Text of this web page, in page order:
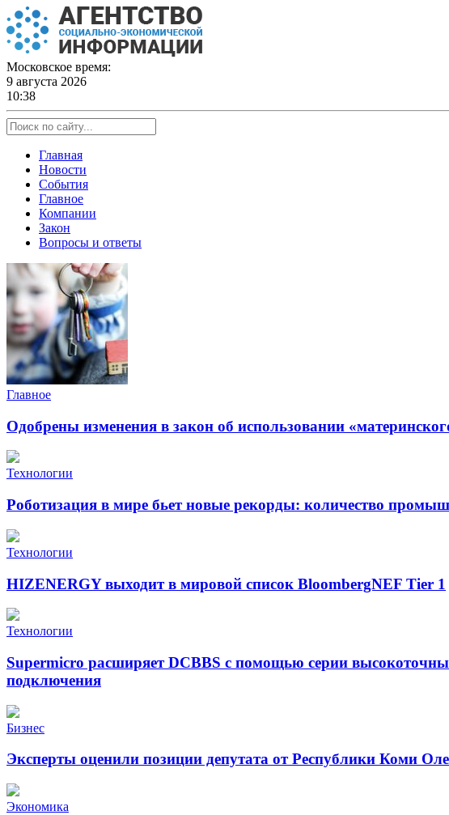
Skip
to
content
Московское время:
9 августа 2026
10:38
Главная
Новости
События
Главное
Компании
Закон
Вопросы и ответы
Главное
Одобрены изменения в закон об использовании
Технологии
Роботизация в мире бьет новые рекорды: количество
Технологии
HIZENERGY выходит в мировой список BloombergNEF Tier 1
Технологии
Supermicro расширяет DCBBS с помощью серии
подключения
Бизнес
Эксперты оценили позиции депутата от Республики Коми
Экономика